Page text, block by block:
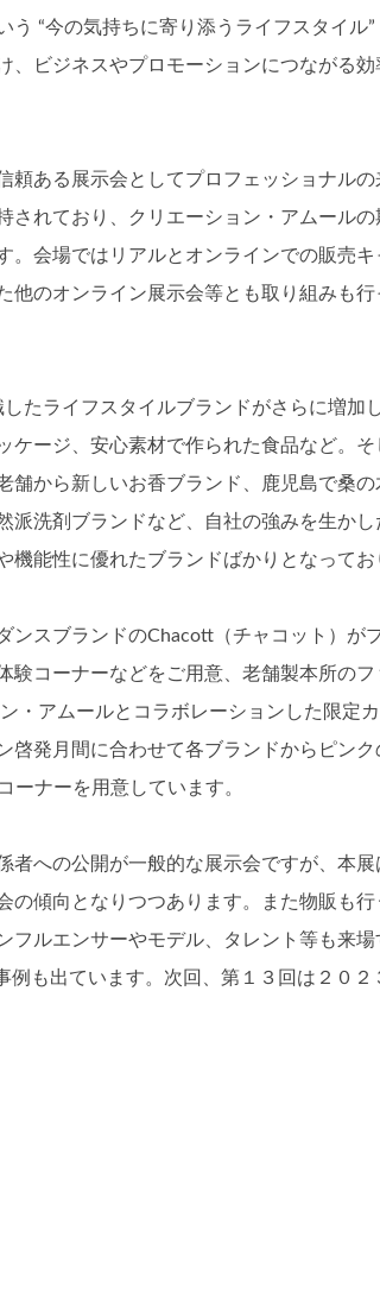
う “今の気持ちに寄り添うライフスタイル
、ビジネスやプロモーションにつながる
頼ある展示会としてプロフェッショナル
されており、クリエーション・アムール
。会場ではリアルとオンラインでの販売
他のオンライン展示会等とも取り組みも
たライフスタイルブランドがさらに増加
ケージ、安心素材で作られた食品など。
舗から新しいお香ブランド、鹿児島で桑
派洗剤ブランドなど、自社の強みを生か
能性に優れたブランドばかりとなってお
ンスブランドのChacott（チャコット）が
験コーナーなどをご用意、老舗製本所の
・アムールとコラボレーションした限定
啓発月間に合わせて各ブランドからピン
ーナーを用意しています。
者への公開が一般的な展示会ですが、本
の傾向となりつつあります。また物販も
フルエンサーやモデル、タレント等も来
も出ています。次回、第１３回は２０２